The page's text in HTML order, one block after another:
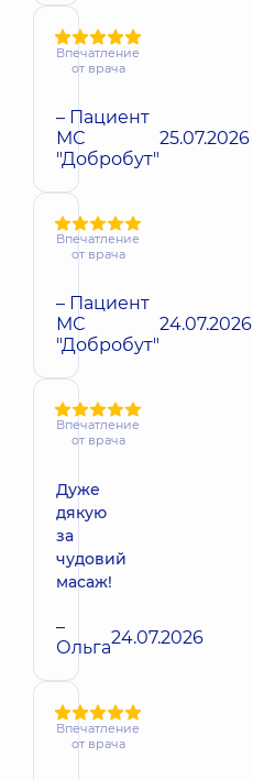
Впечатление
от врача
– Пациент
МС
"Добробут"
25.07.2026
Впечатление
от врача
– Пациент
МС
"Добробут"
24.07.2026
Впечатление
от врача
Дуже
дякую
за
чудовий
масаж!
–
Ольга24.07.2026
Впечатление
от врача